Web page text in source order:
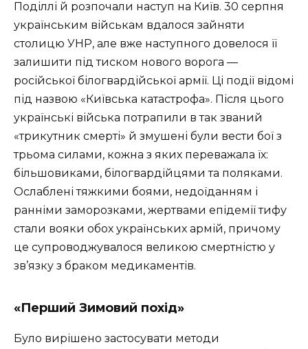
Поділлі й розпочали наступ на Київ. 30 серпня
українським військам вдалося зайняти
столицю УНР, але вже наступного довелося її
залишити під тиском нового ворога —
російської білогвардійської армії. Ці події відомі
під назвою «Київська катастрофа». Після цього
українські війська потрапили в так званий
«трикутник смерті» й змушені були вести бої з
трьома силами, кожна з яких переважала їх:
більшовиками, білогвардійцями та поляками.
Ослаблені тяжкими боями, недоїданням і
ранніми заморозками, жертвами епідемії тифу
стали вояки обох українських армій, причому
це супроводжувалося великою смертністю у
зв’язку з браком медикаментів.
«Перший Зимовий похід»
Було вирішено застосувати методи